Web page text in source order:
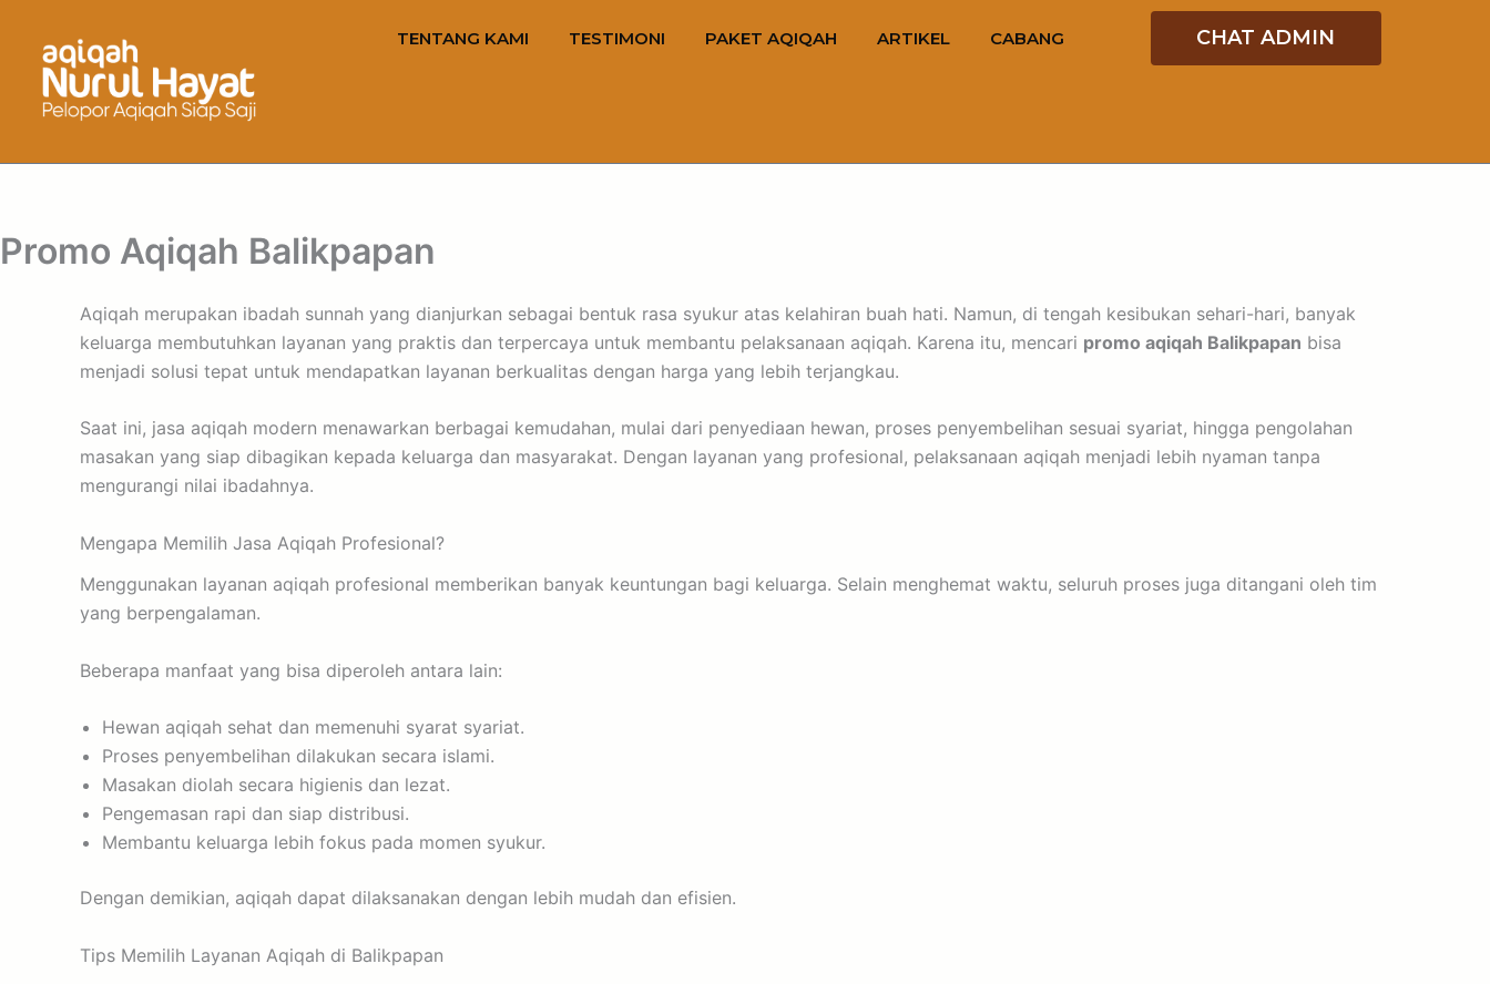
TENTANG KAMI TESTIMONI PAKET AQIQAH ARTIKEL CABANG CHAT ADMIN
Promo Aqiqah Balikpapan
Aqiqah merupakan ibadah sunnah yang dianjurkan sebagai bentuk rasa syukur atas kelahiran buah hati. Namun, di tengah kesibukan sehari-hari, banyak
keluarga membutuhkan layanan yang praktis dan terpercaya untuk membantu pelaksanaan aqiqah. Karena itu, mencari promo aqiqah Balikpapan bisa
menjadi solusi tepat untuk mendapatkan layanan berkualitas dengan harga yang lebih terjangkau.
Saat ini, jasa aqiqah modern menawarkan berbagai kemudahan, mulai dari penyediaan hewan, proses penyembelihan sesuai syariat, hingga pengolahan
masakan yang siap dibagikan kepada keluarga dan masyarakat. Dengan layanan yang profesional, pelaksanaan aqiqah menjadi lebih nyaman tanpa
mengurangi nilai ibadahnya.
Mengapa Memilih Jasa Aqiqah Profesional?
Menggunakan layanan aqiqah profesional memberikan banyak keuntungan bagi keluarga. Selain menghemat waktu, seluruh proses juga ditangani oleh tim
yang berpengalaman.
Beberapa manfaat yang bisa diperoleh antara lain:
Hewan aqiqah sehat dan memenuhi syarat syariat.
Proses penyembelihan dilakukan secara islami.
Masakan diolah secara higienis dan lezat.
Pengemasan rapi dan siap distribusi.
Membantu keluarga lebih fokus pada momen syukur.
Dengan demikian, aqiqah dapat dilaksanakan dengan lebih mudah dan efisien.
Tips Memilih Layanan Aqiqah di Balikpapan